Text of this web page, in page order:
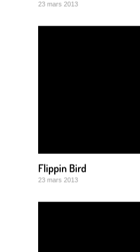
23 mars 2013
Flippin Bird
23 mars 2013